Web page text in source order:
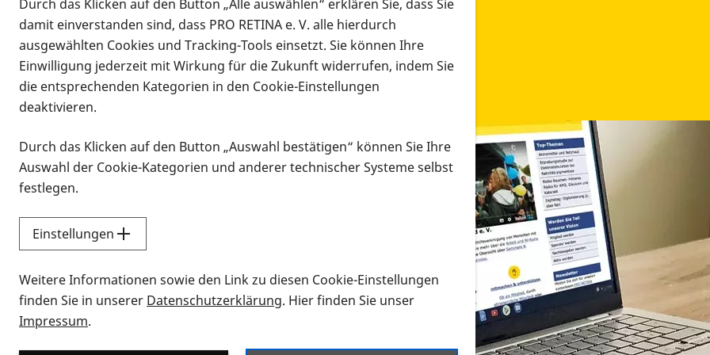
Infomaterial
Infomaterial
Vorlesen
Alle Infomaterialien in verschiedenen Formaten an
Sie möchten wissen, wie Sie nach Infonmaterial suchen und dieses bestellen bzw. herunterladen
Durch das Klicken auf den Button „Alle auswählen“ erklären Sie, dass Sie
damit einverstanden sind, dass PRO RETINA e. V. alle hierdurch
ausgewählten Cookies und Tracking-Tools einsetzt. Sie können Ihre
Einwilligung jederzeit mit Wirkung für die Zukunft widerrufen, indem Sie
die entsprechenden Kategorien in den Cookie-Einstellungen
deaktivieren.
Durch das Klicken auf den Button „Auswahl bestätigen“ können Sie Ihre
Auswahl der Cookie-Kategorien und anderer technischer Systeme selbst
festlegen.
Einstellungen
Weitere Informationen sowie den Link zu diesen Cookie-Einstellungen
finden Sie in unserer Datenschutzerklärung. Hier finden Sie unser
Impressum.